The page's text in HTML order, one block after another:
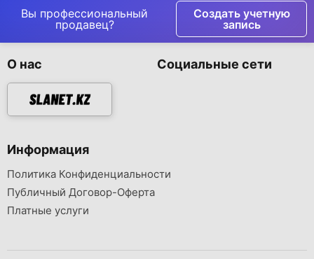
Вы профессиональный
продавец?
Создать учетную
запись
О нас Социальные сети
Информация
Политика Конфиденциальности
Публичный Договор-Оферта
Платные услуги